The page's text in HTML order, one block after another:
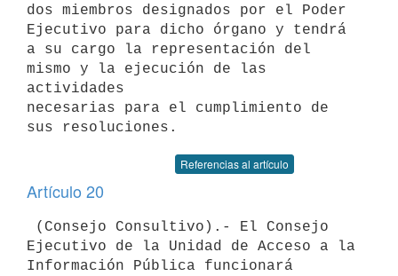
dos miembros designados por el Poder
Ejecutivo para dicho órgano y tendrá
a su cargo la representación del
mismo y la ejecución de las
actividades
necesarias para el cumplimiento de
Referencias al artículo
Artículo 20
Ejecutivo de la Unidad de Acceso a la
Información Pública funcionará